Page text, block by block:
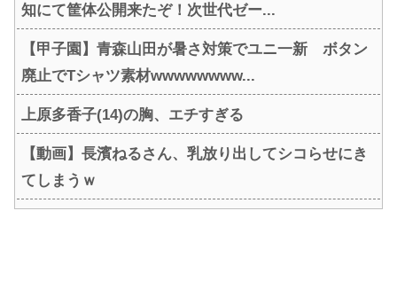
知にて筐体公開来たぞ！次世代ゼー...
【甲子園】青森山田が暑さ対策でユニ一新 ボタン
廃止でTシャツ素材wwwwwwww...
上原多香子(14)の胸、エチすぎる
【動画】長濱ねるさん、乳放り出してシコらせにき
てしまうｗ